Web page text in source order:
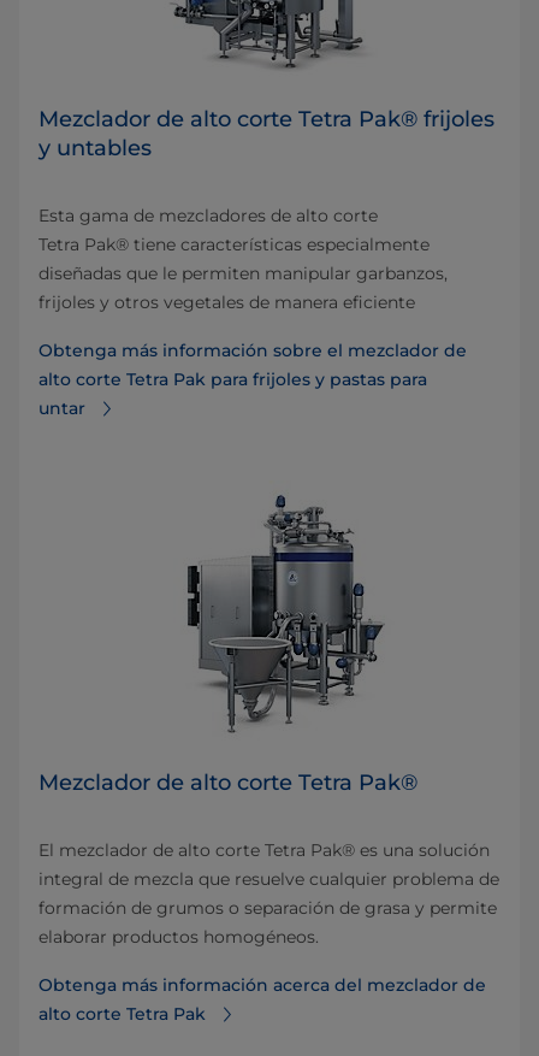
Mezclador de alto corte Tetra Pak® frijoles
y untables
Esta gama de mezcladores de alto corte
Tetra Pak® tiene características especialmente
diseñadas que le permiten manipular garbanzos,
frijoles y otros vegetales de manera eficiente
Obtenga más información sobre el mezclador de
alto corte Tetra Pak para frijoles y pastas para
untar
Mezclador de alto corte Tetra Pak®
El mezclador de alto corte Tetra Pak® es una solución
integral de mezcla que resuelve cualquier problema de
formación de grumos o separación de grasa y permite
elaborar productos homogéneos.
Obtenga más información acerca del mezclador de
alto corte Tetra Pak